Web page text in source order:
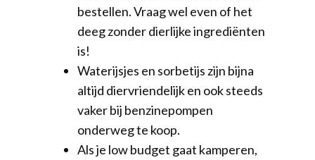
bestellen. Vraag wel even of het
deeg zonder dierlijke ingrediënten
is!
Waterijsjes en sorbetijs zijn bijna
altijd diervriendelijk en ook steeds
vaker bij benzinepompen
onderweg te koop.
Als je low budget gaat kamperen,